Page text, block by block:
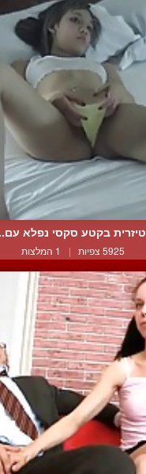
טיזרית בקטע סקסי נפלא
5925 צפיות | 1 המלצות